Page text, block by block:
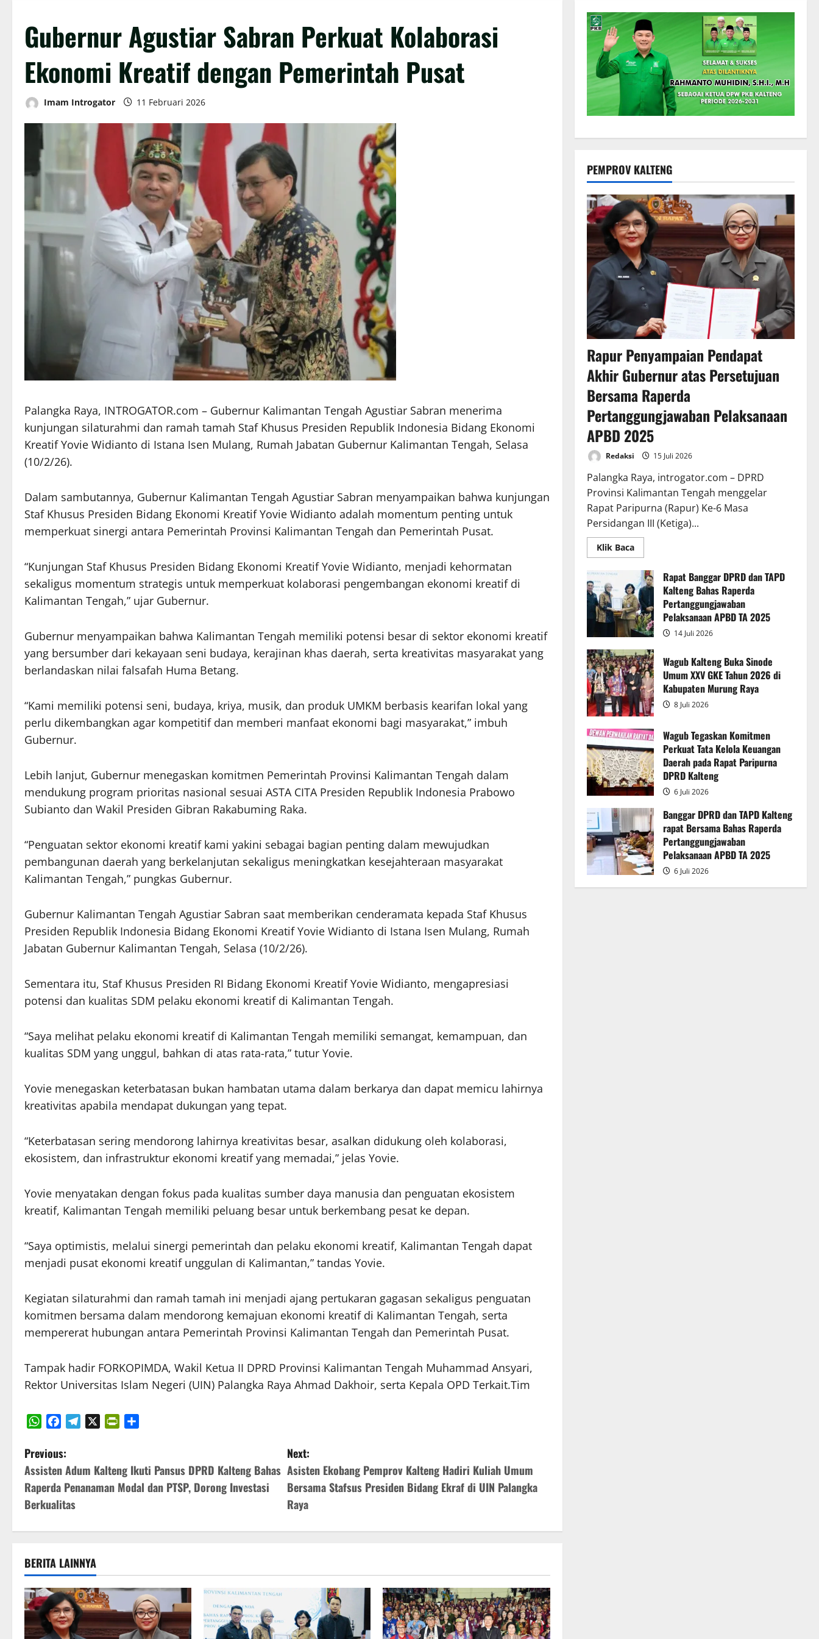
Gubernur Agustiar Sabran Perkuat Kolaborasi
Ekonomi Kreatif dengan Pemerintah Pusat
Imam Introgator 11 Februari 2026
Palangka Raya, INTROGATOR.com – Gubernur Kalimantan Tengah Agustiar Sabran menerima
kunjungan silaturahmi dan ramah tamah Staf Khusus Presiden Republik Indonesia Bidang Ekonomi
Kreatif Yovie Widianto di Istana Isen Mulang, Rumah Jabatan Gubernur Kalimantan Tengah, Selasa
(10/2/26).
Dalam sambutannya, Gubernur Kalimantan Tengah Agustiar Sabran menyampaikan bahwa kunjungan
Staf Khusus Presiden Bidang Ekonomi Kreatif Yovie Widianto adalah momentum penting untuk
memperkuat sinergi antara Pemerintah Provinsi Kalimantan Tengah dan Pemerintah Pusat.
“Kunjungan Staf Khusus Presiden Bidang Ekonomi Kreatif Yovie Widianto, menjadi kehormatan
sekaligus momentum strategis untuk memperkuat kolaborasi pengembangan ekonomi kreatif di
Kalimantan Tengah,” ujar Gubernur.
Gubernur menyampaikan bahwa Kalimantan Tengah memiliki potensi besar di sektor ekonomi kreatif
yang bersumber dari kekayaan seni budaya, kerajinan khas daerah, serta kreativitas masyarakat yang
berlandaskan nilai falsafah Huma Betang.
“Kami memiliki potensi seni, budaya, kriya, musik, dan produk UMKM berbasis kearifan lokal yang
perlu dikembangkan agar kompetitif dan memberi manfaat ekonomi bagi masyarakat,” imbuh
Gubernur.
Lebih lanjut, Gubernur menegaskan komitmen Pemerintah Provinsi Kalimantan Tengah dalam
mendukung program prioritas nasional sesuai ASTA CITA Presiden Republik Indonesia Prabowo
Subianto dan Wakil Presiden Gibran Rakabuming Raka.
“Penguatan sektor ekonomi kreatif kami yakini sebagai bagian penting dalam mewujudkan
pembangunan daerah yang berkelanjutan sekaligus meningkatkan kesejahteraan masyarakat
Kalimantan Tengah,” pungkas Gubernur.
Gubernur Kalimantan Tengah Agustiar Sabran saat memberikan cenderamata kepada Staf Khusus
Presiden Republik Indonesia Bidang Ekonomi Kreatif Yovie Widianto di Istana Isen Mulang, Rumah
Jabatan Gubernur Kalimantan Tengah, Selasa (10/2/26).
Sementara itu, Staf Khusus Presiden RI Bidang Ekonomi Kreatif Yovie Widianto, mengapresiasi
potensi dan kualitas SDM pelaku ekonomi kreatif di Kalimantan Tengah.
“Saya melihat pelaku ekonomi kreatif di Kalimantan Tengah memiliki semangat, kemampuan, dan
kualitas SDM yang unggul, bahkan di atas rata-rata,” tutur Yovie.
Yovie menegaskan keterbatasan bukan hambatan utama dalam berkarya dan dapat memicu lahirnya
kreativitas apabila mendapat dukungan yang tepat.
“Keterbatasan sering mendorong lahirnya kreativitas besar, asalkan didukung oleh kolaborasi,
ekosistem, dan infrastruktur ekonomi kreatif yang memadai,” jelas Yovie.
Yovie menyatakan dengan fokus pada kualitas sumber daya manusia dan penguatan ekosistem
kreatif, Kalimantan Tengah memiliki peluang besar untuk berkembang pesat ke depan.
“Saya optimistis, melalui sinergi pemerintah dan pelaku ekonomi kreatif, Kalimantan Tengah dapat
menjadi pusat ekonomi kreatif unggulan di Kalimantan,” tandas Yovie.
Kegiatan silaturahmi dan ramah tamah ini menjadi ajang pertukaran gagasan sekaligus penguatan
komitmen bersama dalam mendorong kemajuan ekonomi kreatif di Kalimantan Tengah, serta
mempererat hubungan antara Pemerintah Provinsi Kalimantan Tengah dan Pemerintah Pusat.
Tampak hadir FORKOPIMDA, Wakil Ketua II DPRD Provinsi Kalimantan Tengah Muhammad Ansyari,
Rektor Universitas Islam Negeri (UIN) Palangka Raya Ahmad Dakhoir, serta Kepala OPD Terkait.Tim
P
o
s
t
n
a
v
Previous:
Assisten Adum Kalteng Ikuti Pansus DPRD Kalteng Bahas
Raperda Penanaman Modal dan PTSP, Dorong Investasi
Berkualitas
Next:
Asisten Ekobang Pemprov Kalteng Hadiri Kuliah Umum
Bersama Stafsus Presiden Bidang Ekraf di UIN Palangka
Raya
BERITA LAINNYA
PEMPROV KALTENG
Rapur Penyampaian Pendapat
Akhir Gubernur atas Persetujuan
Bersama Raperda
Pertanggungjawaban Pelaksanaan
APBD 2025
Redaksi 15 Juli 2026
Palangka Raya, introgator.com – DPRD
Provinsi Kalimantan Tengah menggelar
Rapat Paripurna (Rapur) Ke-6 Masa
Persidangan III (Ketiga)...
Klik BacaRead
more
Rapur
Penyampaian
Pendapat
Akhir
Gubernur
atas
Persetujuan
Bersama
Raperda
Pertanggungjawaban
Pelaksanaan
APBD
2025
Rapat Banggar DPRD dan TAPD
Kalteng Bahas Raperda
Pertanggungjawaban
Pelaksanaan APBD TA 2025
14 Juli 2026
Wagub Kalteng Buka Sinode
Umum XXV GKE Tahun 2026 di
Kabupaten Murung Raya
8 Juli 2026
Wagub Tegaskan Komitmen
Perkuat Tata Kelola Keuangan
Daerah pada Rapat Paripurna
DPRD Kalteng
6 Juli 2026
Banggar DPRD dan TAPD Kalteng
rapat Bersama Bahas Raperda
Pertanggungjawaban
Pelaksanaan APBD TA 2025
6 Juli 2026